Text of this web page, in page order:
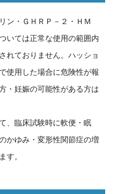
ン・ＧＨＲＰ－２・ＨＭ
いては正常な使用の範囲内
れておりません。ハッショ
使用した場合に危険性が報
・妊娠の可能性がある方は
、臨床試験時に軟便・眠
かゆみ・変形性関節症の増
す。